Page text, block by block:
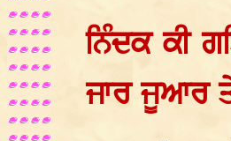
ਨਿੰਦਕ ਕੀ
ਜਾਰ ਜੂਆਰ ਤੇ